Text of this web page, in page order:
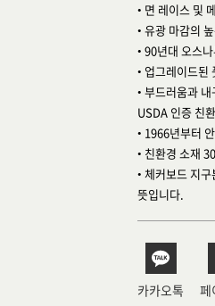
• 면 레이스 및
• 유광 마감의
• 90년대 오스
• 업그레이드된
• 부드러움과
USDA 인증 친
• 1966년부터
• 친환경 소재
• 체커보드 지
뜻입니다.
카카오톡 페